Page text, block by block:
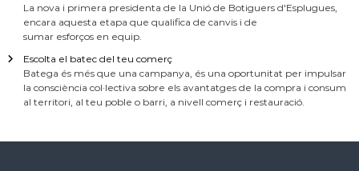
La nova i primera presidenta de la Unió de Botiguers d'Esplugues,
encara aquesta etapa que qualifica de canvis i de
sumar esforços en equip.
Escolta el batec del teu comerç
Batega és més que una campanya, és una oportunitat per impulsar
la consciència col·lectiva sobre els avantatges de la compra i consum
al territori, al teu poble o barri, a nivell comerç i restauració.